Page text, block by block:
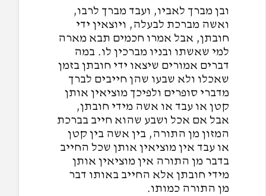
ובן מברך לאביו, ועבד מברך לרבו,
ואשה מברכת לבעלה, ויוצאין ידי
חובתן, אבל אמרו חכמים תבא מארה
למי שאשתו ובניו מברכין לו. במה
דברים אמורים שיצאו ידי חובתן בזמן
שאכלו ולא שבעו שהן חייבים לברך
מדברי סופרים ולפיכך מוציאין אותן
קטן או עבד או אשה מידי חובתן,
אבל אם אכל ושבע שהוא חייב בברכת
המזון מן התורה, בין אשה בין קטן
או עבד אין מוציאין אותן שכל החייב
בדבר מן התורה אין מוציאין אותן
מידי חובתן אלא החייב באותו דבר
מן התורה כמותו.